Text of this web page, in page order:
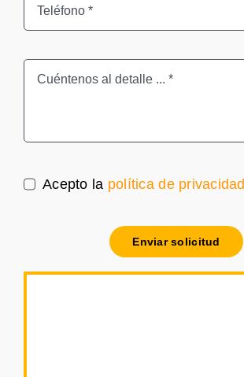
Acepto la política de privacidad
Enviar solicitud